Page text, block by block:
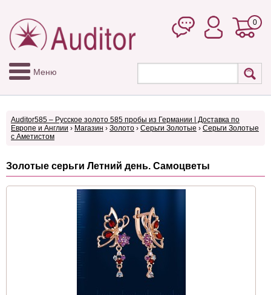
0
Меню
Auditor585 – Русское золото 585 пробы из Германии | Доставка по
Европе и Англии › Магазин › Золото › Серьги Золотые › Серьги Золотые
с Аметистом
Золотые серьги Летний день. Самоцветы